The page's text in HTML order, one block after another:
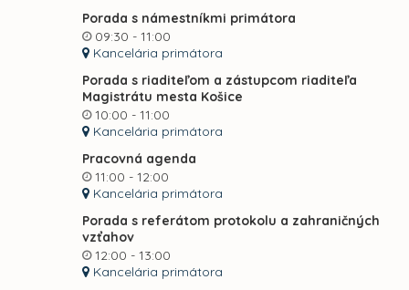
Porada s námestníkmi primátora
09:30 - 11:00
Kancelária primátora
Porada s riaditeľom a zástupcom riaditeľa
Magistrátu mesta Košice
10:00 - 11:00
Kancelária primátora
Pracovná agenda
11:00 - 12:00
Kancelária primátora
Porada s referátom protokolu a zahraničných
vzťahov
12:00 - 13:00
Kancelária primátora